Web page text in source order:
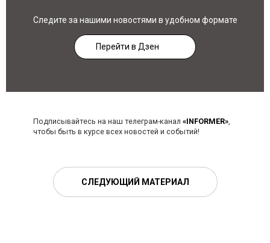
Следите за нашими новостями в удобном формате
Перейти в Дзен
Подписывайтесь на наш телеграм-канал «INFORMER»,
чтобы быть в курсе всех новостей и событий!
СЛЕДУЮЩИЙ МАТЕРИАЛ